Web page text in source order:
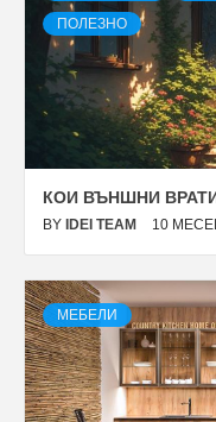
ПОЛЕЗНО
КОИ ВЪНШНИ
BY IDEI TEAM 10
МЕБЕЛИ